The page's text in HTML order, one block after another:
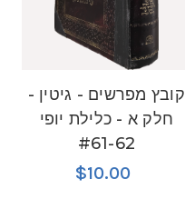
קובץ מפרשים - גיטין -
חלק א - כלילת יופי
#61-62
$10.00